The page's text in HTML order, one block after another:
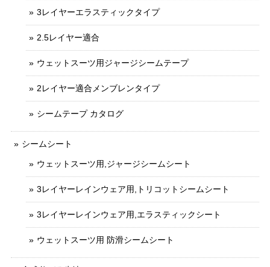
3レイヤーエラスティックタイプ
2.5レイヤー適合
ウェットスーツ用ジャージシームテープ
2レイヤー適合メンブレンタイプ
シームテープ カタログ
シームシート
ウェットスーツ用,ジャージシームシート
3レイヤーレインウェア用,トリコットシームシート
3レイヤーレインウェア用,エラスティックシート
ウェットスーツ用 防滑シームシート